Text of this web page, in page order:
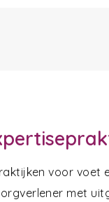
voor voet
met